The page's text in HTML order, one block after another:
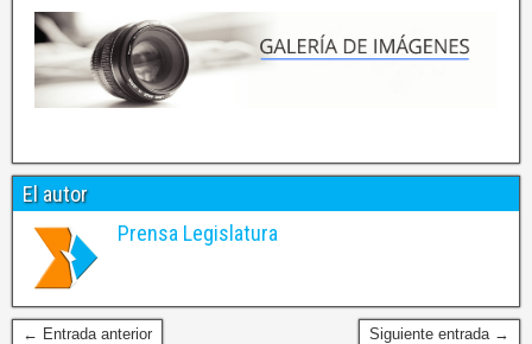
El autor
Prensa Legislatura
← Entrada anterior Siguiente entrada →